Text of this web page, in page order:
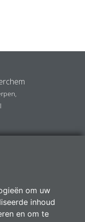
om uw
inhoud
en om te